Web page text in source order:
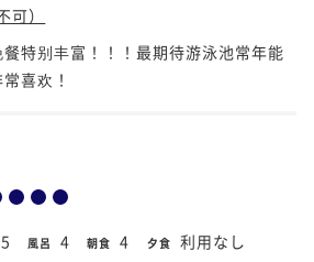
可）
特别丰富！！！最期待游泳池常年能
喜欢！
5 風呂 4 朝食 4 夕食 利用なし